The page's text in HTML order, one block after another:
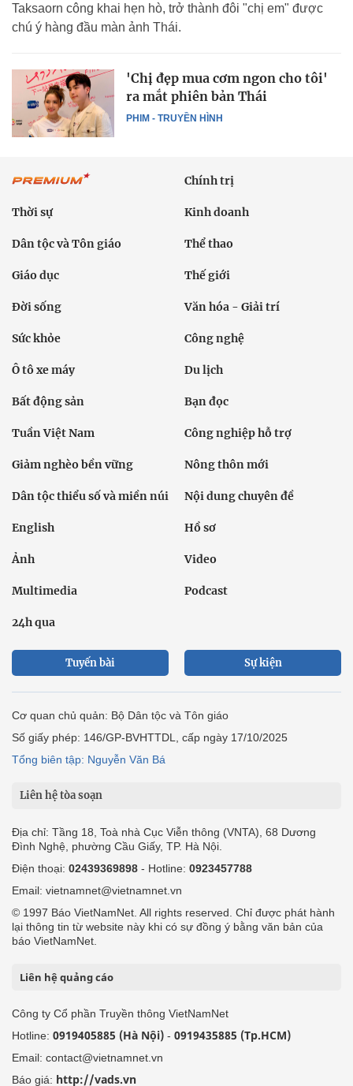
Taksaorn công khai hẹn hò, trở thành đôi "chị em" được
chú ý hàng đầu màn ảnh Thái.
PHIM - TRUYỀN HÌNH
'Chị đẹp mua cơm ngon cho tôi'
ra mắt phiên bản Thái
Chính trị
Thời sự Kinh doanh
Dân tộc và Tôn giáo Thể thao
Giáo dục Thế giới
Đời sống Văn hóa - Giải trí
Sức khỏe Công nghệ
Ô tô xe máy Du lịch
Bất động sản Bạn đọc
Tuần Việt Nam Công nghiệp hỗ trợ
Giảm nghèo bền vững Nông thôn mới
Dân tộc thiểu số và miền núi Nội dung chuyên đề
English Hồ sơ
Ảnh Video
Multimedia Podcast
24h qua
Tuyến bài Sự kiện
Cơ quan chủ quản: Bộ Dân tộc và Tôn giáo
Số giấy phép: 146/GP-BVHTTDL, cấp ngày 17/10/2025
Tổng biên tập: Nguyễn Văn Bá
Liên hệ tòa soạn
Địa chỉ: Tầng 18, Toà nhà Cục Viễn thông (VNTA), 68 Dương
Đình Nghệ, phường Cầu Giấy, TP. Hà Nội.
Điện thoại: 02439369898 - Hotline: 0923457788
Email: vietnamnet@vietnamnet.vn
© 1997 Báo VietNamNet. All rights reserved. Chỉ được phát hành
lại thông tin từ website này khi có sự đồng ý bằng văn bản của
báo VietNamNet.
Liên hệ quảng cáo
Công ty Cổ phần Truyền thông VietNamNet
Hotline: 0919405885 (Hà Nội) - 0919435885 (Tp.HCM)
Email: contact@vietnamnet.vn
Báo giá: http://vads.vn